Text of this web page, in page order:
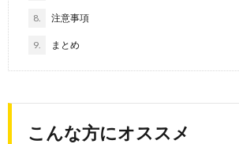
8. 注意事項
9. まとめ
こんな方にオススメ